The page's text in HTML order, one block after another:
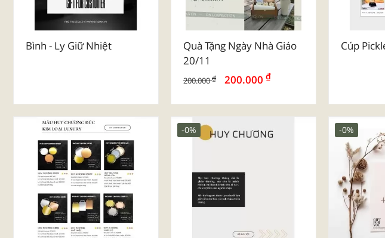
Bình - Ly Giữ Nhiệt
Quà Tặng Ngày Nhà Giáo
20/11
200.000₫ 200.000 ₫
Cúp
-0% -0%